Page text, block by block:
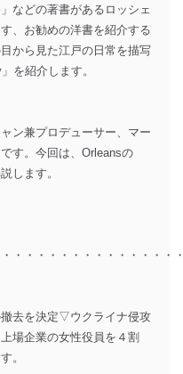
などの著書があるロッシェ
、お勧めの洋書を紹介する
から見た江戸の日常を描写
を紹介します。
ン兼プロデューサー、マー
す。今回は、Orleansの
します。
・・・・・・・・・・・・・・
去を決定▽ウクライナ侵攻
場企業の女性役員を４割
。